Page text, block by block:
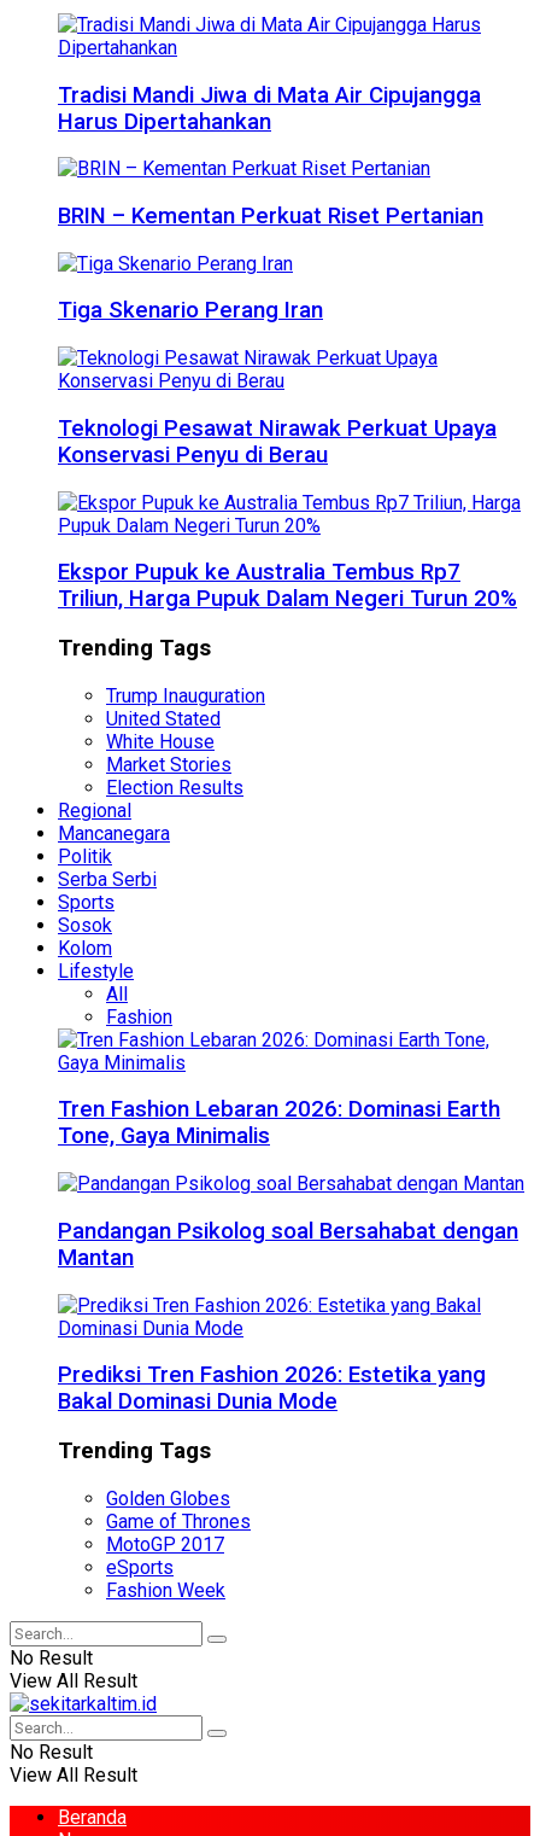
Tradisi Mandi Jiwa di Mata Air Cipujangga
Harus Dipertahankan
BRIN – Kementan Perkuat Riset Pertanian
Tiga Skenario Perang Iran
Teknologi Pesawat Nirawak Perkuat Upaya
Konservasi Penyu di Berau
Ekspor Pupuk ke Australia Tembus Rp7
Triliun, Harga Pupuk Dalam Negeri Turun 20%
Trending Tags
Trump Inauguration
United Stated
White House
Market Stories
Election Results
Regional
Mancanegara
Politik
Serba Serbi
Sports
Sosok
Kolom
Lifestyle
All
Fashion
Tren Fashion Lebaran 2026: Dominasi Earth
Tone, Gaya Minimalis
Pandangan Psikolog soal Bersahabat dengan
Mantan
Prediksi Tren Fashion 2026: Estetika yang
Bakal Dominasi Dunia Mode
Trending Tags
Golden Globes
Game of Thrones
MotoGP 2017
eSports
Fashion Week
No Result
View All Result
No Result
View All Result
Beranda